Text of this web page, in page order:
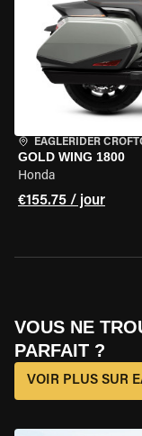
EAGLERIDER
GOLD WING 1800
Honda
€155.75 / jour
VOUS NE
PARFAIT ?
VOIR PLUS SUR